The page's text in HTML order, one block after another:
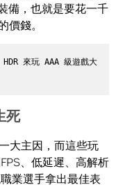
備，也就是要花一千
價錢。
來玩 AAA 級遊戲大
死
大主因，而這些玩
、低延遲、高解析
業選手拿出最佳表